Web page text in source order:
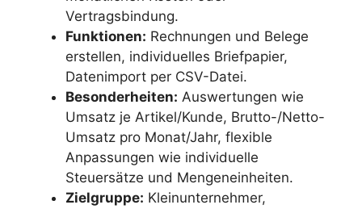
Vertragsbindung.
Funktionen: Rechnungen und Belege
erstellen, individuelles Briefpapier,
Datenimport per CSV-Datei.
Besonderheiten: Auswertungen wie
Umsatz je Artikel/Kunde, Brutto-/Netto-
Umsatz pro Monat/Jahr, flexible
Anpassungen wie individuelle
Steuersätze und Mengeneinheiten.
Zielgruppe: Kleinunternehmer,